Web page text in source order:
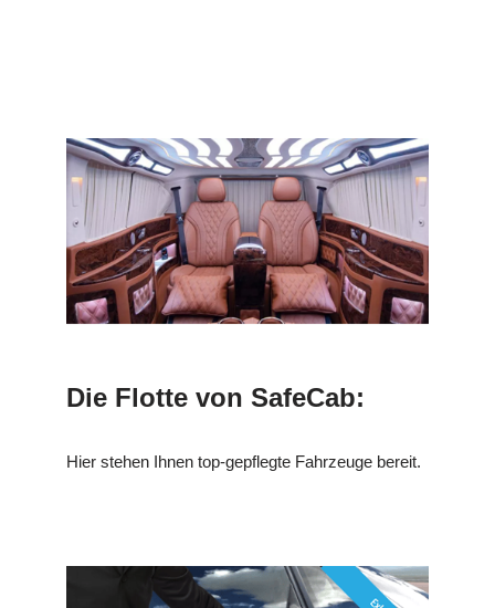
Die Flotte von SafeCab:
Hier stehen Ihnen top-gepflegte Fahrzeuge bereit.